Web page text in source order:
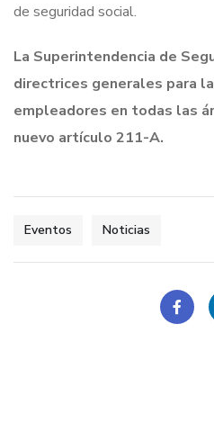
de seguridad social.
La Superintendencia de
directrices generales para
empleadores en todas las
nuevo artículo 211-A.
Eventos Noticias